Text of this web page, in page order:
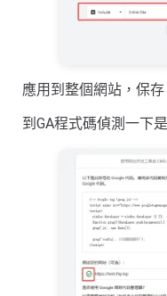
應用到整個網站，保存
到GA程式碼偵測一下